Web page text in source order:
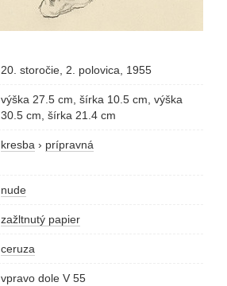
20. storočie, 2. polovica, 1955
výška 27.5 cm, šírka 10.5 cm, výška
30.5 cm, šírka 21.4 cm
kresba › prípravná
nude
zažltnutý papier
ceruza
vpravo dole V 55